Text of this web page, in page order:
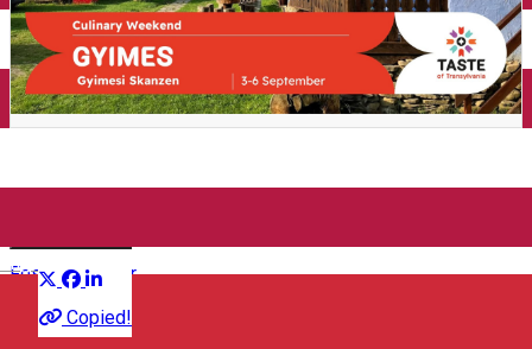
English
Închirieri auto
Închirieri de biciclete
Copied!
Festival Culinar